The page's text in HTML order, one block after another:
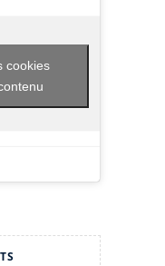
cookies